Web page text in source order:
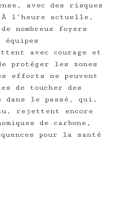
avec des risques
l’heure actuelle,
nombreux foyers
équipes
avec courage et
protéger les zones
efforts ne peuvent
de toucher des
dans le passé, qui,
rejettent encore
de carbone,
pour la santé